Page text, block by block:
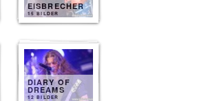
EISBRECHER
15 BILDER
DIARY OF
DREAMS
12 BILDER